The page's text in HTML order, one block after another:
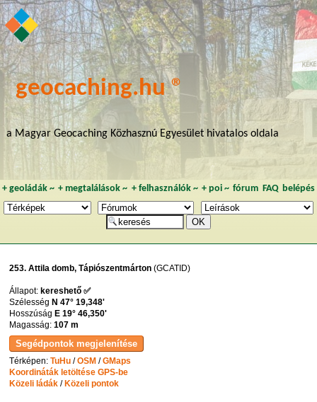
geocaching.hu ®
a Magyar Geocaching Közhasznú Egyesület hivatalos oldala
+ geoládák~ +megtalálások ~ + felhasználók~ + poi~ fórum FAQ belépés
253. Attila domb, Tápiószentmárton (GCATID)
Állapot: kereshető ✅
Szélesség N 47° 19,348'
Hosszúság E 19° 46,350'
Magasság:107 m
Térképen:TuHu /OSM /GMaps
Koordináták letöltése GPS-be
Közeli ládák / Közeli pontok